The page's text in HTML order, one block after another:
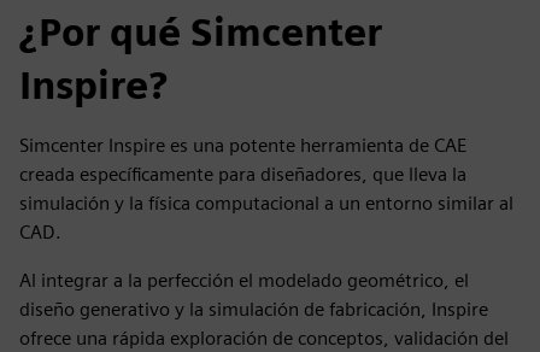
¿Por qué Simcenter
Inspire?
Simcenter Inspire es una potente herramienta de CAE
creada específicamente para diseñadores, que lleva la
simulación y la física computacional a un entorno similar al
CAD.
Al integrar a la perfección el modelado geométrico, el
diseño generativo y la simulación de fabricación, Inspire
ofrece una rápida exploración de conceptos, validación del